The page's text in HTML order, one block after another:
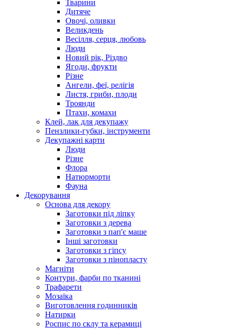
Тварини
Дитяче
Овочі, оливки
Великдень
Весілля, серця, любовь
Люди
Новий рік, Різдво
Ягоди, фрукти
Різне
Ангели, феї, релігія
Листя, гриби, плоди
Троянди
Птахи, комахи
Клей, лак для декупажу
Пензлики-губки, інструменти
Декупажні карти
Люди
Різне
Флора
Натюрморти
Фауна
Декорування
Основа для декору
Заготовки під ліпку
Заготовки з дерева
Заготовки з пап'є маше
Інші заготовки
Заготовки з гіпсу
Заготовки з пінопласту
Магніти
Контури, фарби по тканині
Трафарети
Мозаїка
Виготовлення годинників
Натирки
Роспис по склу та керамиці